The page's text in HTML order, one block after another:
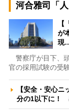
河合雅司「
が
現
警察庁が目下、
官の採用試験の受
【安全・安心
分の1以下に！